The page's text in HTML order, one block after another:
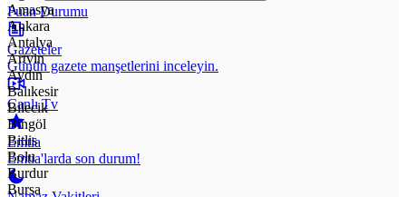
Puan Durumu
Gazeteler
Günün gazete manşetlerini inceleyin.
Canlı Tv
Emtia
Emtia'larda son durum!
Amasya
Ankara
Antalya
Artvin
Aydın
Balıkesir
Bilecik
Bingöl
Bitlis
Bolu
Burdur
Bursa